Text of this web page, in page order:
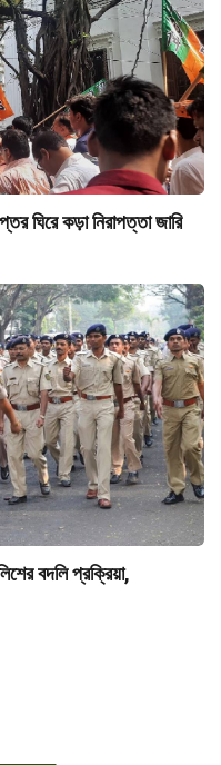
ঘিরে কড়া নিরাপত্তা জারি
বদলি প্রক্রিয়া,